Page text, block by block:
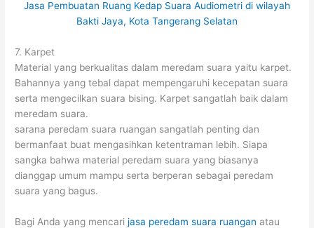
7. Karpet
Material yang berkualitas dalam meredam suara yaitu karpet.
Bahannya yang tebal dapat mempengaruhi kecepatan suara
serta mengecilkan suara bising. Karpet sangatlah baik dalam
meredam suara.
sarana peredam suara ruangan sangatlah penting dan
bermanfaat buat mengasihkan ketentraman lebih. Siapa
sangka bahwa material peredam suara yang biasanya
dianggap umum mampu serta berperan sebagai peredam
suara yang bagus.
Bagi Anda yang mencarijasa peredam suara ruangan atau